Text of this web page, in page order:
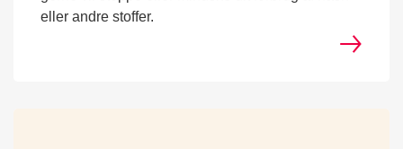
eller andre stoffer.